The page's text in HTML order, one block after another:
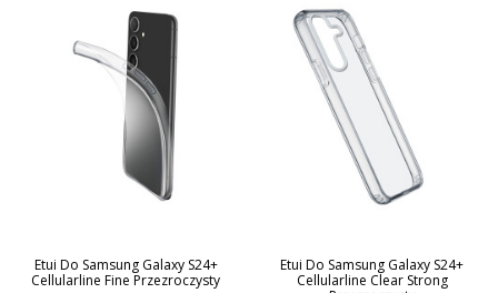
Etui Do Samsung Galaxy S24+
Cellularline Fine Przezroczysty
Etui Do Samsung Galaxy S24+
Cellularline Clear Strong